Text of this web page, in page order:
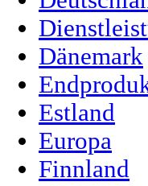
Dänemark
Estland
Europa
Finnland